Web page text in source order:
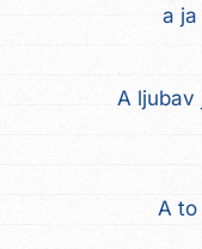
a ja
A ljubav
A to